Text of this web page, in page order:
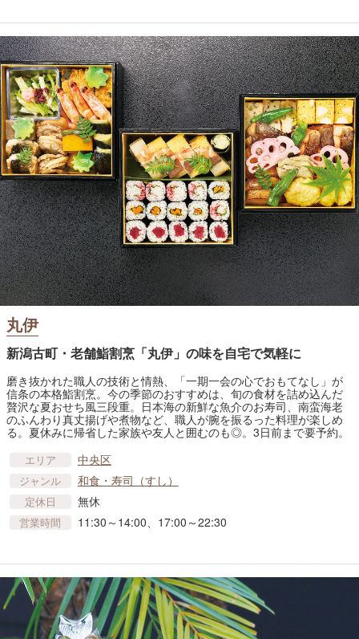
丸伊
新潟古町・老舗鮨割烹「丸伊」の味を自宅で気軽に
磨き抜かれた職人の技術と情熱、「一期一会の心でおもてなし」が
信条の本格鮨割烹。今の季節のおすすめは、旬の食材を詰め込んだ
贅沢な夏おせち風三段重。日本海の新鮮な魚介のお寿司、南蛮海老
のふんわり真丈揚げや煮物など、職人が腕を振るった料理が楽しめ
る。夏休みに帰省した家族や友人と囲むのも◎。3日前まで要予約。
エリア 中央区
ジャンル 和食・寿司（すし）
定休日 無休
営業時間 11:30～14:00、17:00～22:30